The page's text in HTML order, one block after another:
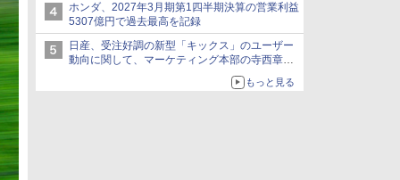
ホンダ、2027年3月期第1四半期決算の営業利益
5307億円で過去最高を記録
日産、受注好調の新型「キックス」のユーザー
動向に関して、マーケティング本部の寺西章氏
もっと見る